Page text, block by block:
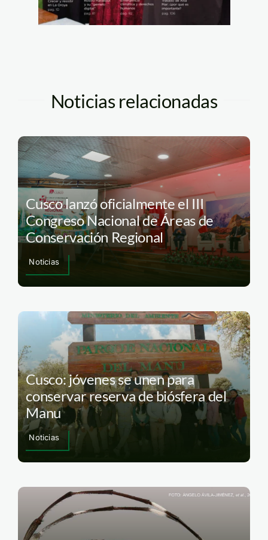
Noticias relacionadas
Cusco lanzó oficialmente el III
Congreso Nacional de Áreas de
Conservación Regional
Noticias
Cusco: jóvenes se unen para
conservar reserva de biósfera del
Manu
Noticias